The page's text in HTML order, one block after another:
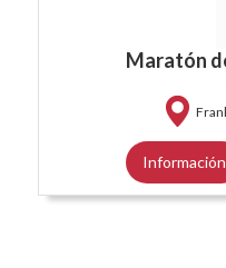
Maratón
Información